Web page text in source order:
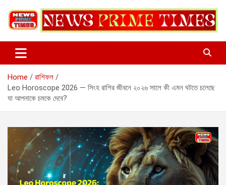
content
Home
রাশিফল
Leo Horoscope 2026 — সিংহ রাশির জীবনে ২০২৬ সালে কী এমন ঘটতে চলেছে
যা আপনাকে চমকে দেবে?